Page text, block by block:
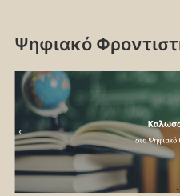
Ψηφιακό